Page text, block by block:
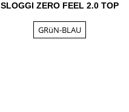
SLOGGI ZERO FEEL 2.0 TOP
GRüN-BLAU